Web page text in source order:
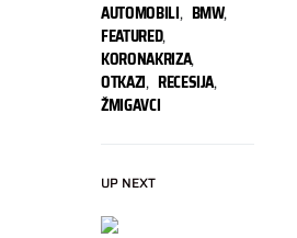
UP NEXT
AUTOMOBILI, BMW,
FEATURED,
KORONAKRIZA,
OTKAZI, RECESIJA,
ŽMIGAVCI